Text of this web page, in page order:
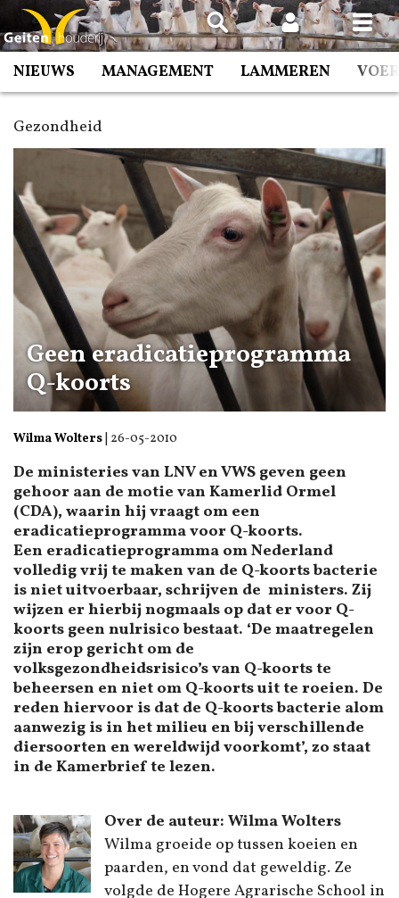
Spring
naar
inhoud
NIEUWS MANAGEMENT LAMMEREN
Gezondheid
Geen eradicatieprogramma
Q-koorts
Wilma Wolters 26-05-2010
De ministeries van LNV en VWS geven geen
gehoor aan de motie van Kamerlid Ormel
(CDA), waarin hij vraagt om een
eradicatieprogramma voor Q-koorts.
Een eradicatieprogramma om Nederland
volledig vrij te maken van de Q-koorts bacterie
is niet uitvoerbaar, schrijven de ministers. Zij
wijzen er hierbij nogmaals op dat er voor Q-
koorts geen nulrisico bestaat. ‘De maatregelen
zijn erop gericht om de
volksgezondheidsrisico’s van Q-koorts te
beheersen en niet om Q-koorts uit te roeien. De
reden hiervoor is dat de Q-koorts bacterie alom
aanwezig is in het milieu en bij verschillende
diersoorten en wereldwijd voorkomt’, zo staat
in de Kamerbrief te lezen.
Over de auteur: Wilma Wolters
Wilma groeide op tussen koeien en
paarden, en vond dat geweldig. Ze
volgde de Hogere Agrarische School in